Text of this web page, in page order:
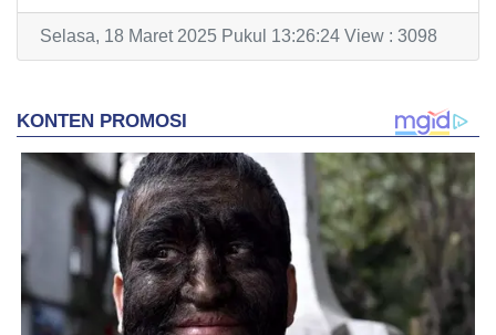
Selasa, 18 Maret 2025 Pukul 13:26:24 View : 3098